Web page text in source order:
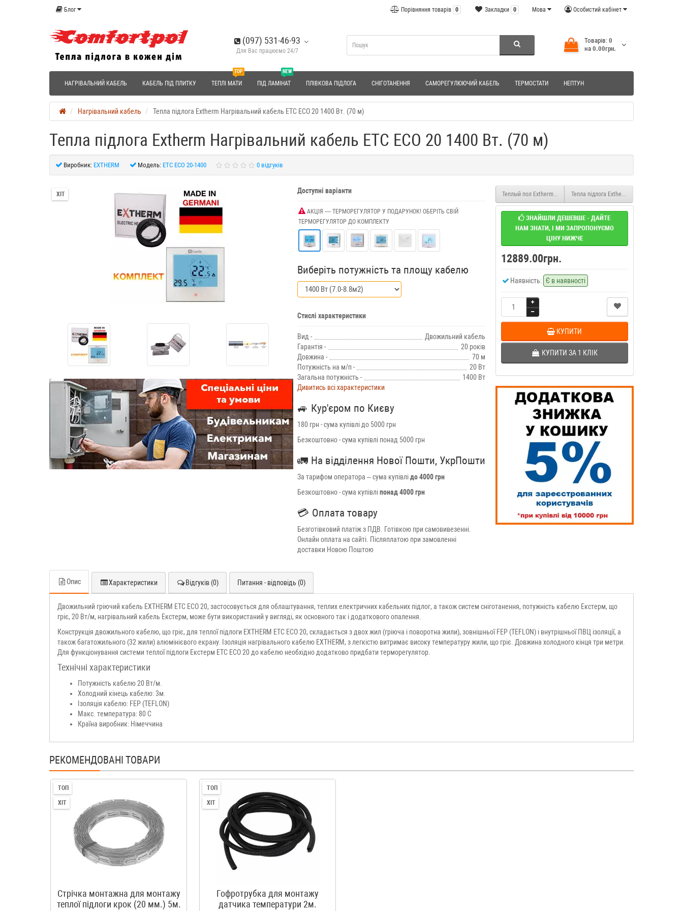
Блог Особистий кабінет
Мова
Закладки 0
Порівняння товарів 0
(097) 531-46-93
Для Вас працюємо 24/7
Товарів: 0
на 0.00грн.
НАГРІВАЛЬНИЙ КАБЕЛЬ КАБЕЛЬ ПІД ПЛИТКУ
TOP
ТЕПЛІ МАТИ
NEW
ПІД ЛАМІНАТ ПЛІВКОВА ПІДЛОГА СНІГОТАНЕННЯ САМОРЕГУЛЮЮЧИЙ КАБЕЛЬ ТЕРМОСТАТИ НЕПТУН
Нагрівальний кабель Тепла підлога Extherm Нагрівальний кабель ETC ECO 20 1400 Вт. (70 м)
Тепла підлога Extherm Нагрівальний кабель ETC ECO 20 1400 Вт. (70 м)
Виробник: EXTHERM Модель: ETC ECO 20­-1400 0 відгуків
ХІТ Доступні варіанти
АКЦІЯ ---- ТЕРМОРЕГУЛЯТОР У ПОДАРУНОК! ОБЕРІТЬ СВІЙ
ТЕРМОРЕГУЛЯТОР ДО КОМПЛЕКТУ
Виберіть потужність та площу кабелю
Стислі характеристики
Вид -
Двожильний кабель
Гарантія -
20 років
Довжина -
70 м
Потужність на м/п -
20 Вт
Загальна потужність -
1400 Вт
Дивитись всі характеристики
🚙 Кур'єром по Києву
180 грн - сума купівлі до 5000 грн
Безкоштовно - сума купівлі понад 5000 грн
🚛 На відділення Нової Пошти, УкрПошти
За тарифом оператора – сума купівлідо 4000 грн
Безкоштовно - сума купівліпонад 4000 грн
💳 Оплата товару
Безготівковий платіж з ПДВ. Готівкою при самовивезенні.
Онлайн оплата на сайті. Післяплатою при замовленні
доставки Новою Поштою
Теплый пол Extherm Нагревательный кабель ETC ECO 20 1200 Вт. (60
Тепла підлога Extherm Нагрівальний
ЗНАЙШЛИ ДЕШЕВШЕ - ДАЙТЕ
НАМ ЗНАТИ, І МИ ЗАПРОПОНУЄМО
ЦІНУ НИЖЧЕ
12889.00грн.
Наявність: Є в наявності
КУПИТИ
КУПИТИ ЗА 1 КЛIК
Опис Характеристики Відгуків (0) Питання - відповідь (0)
Двожильний гріючий кабель EXTHERM ETC ECO 20, застосовується для облаштування, теплих електричних кабельних підлог, а також систем сніготанення, потужність кабелю Екстерм, що
гріє, 20 Вт/м, нагрівальний кабель Екстерм, може бути використаний у вигляді, як основного так і додаткового опалення.
Конструкція двожильного кабелю, що гріє, для теплої підлоги EXTHERM ETC ECO 20, складається з двох жил (гріюча і поворотна жили), зовнішньої FEP (TEFLON) і внутрішньої ПВЦ ізоляції, а
також багатожильного (32 жили) алюмінієвого екрану. Ізоляція нагрівального кабелю EXTHERM, з легкістю витримає високу температуру жили, що гріє. Довжина холодного кінця три метри.
Для функціонування системи теплої підлоги Екстерм ETC ECO 20 до кабелю необхідно додатково придбати терморегулятор.
Технічні характеристики
Потужність кабелю 20 Вт/м.
Холодний кінець кабелю: 3м.
Ізоляція кабелю: FEP (TEFLON)
Макс. температура: 80 С
Країна виробник: Німеччина
РЕКОМЕНДОВАНІ ТОВАРИ
ТОП
ХІТ
Стрічка монтажна для монтажу
теплої підлоги крок (20 мм.) 5м.
ТОП
ХІТ
Гофротрубка для монтажу
датчика температури 2м.